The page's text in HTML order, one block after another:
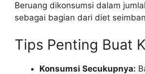
Beruang dikonsumsi dalam
sebagai bagian dari diet
Tips Penting Buat
Konsumsi Secukupnya: